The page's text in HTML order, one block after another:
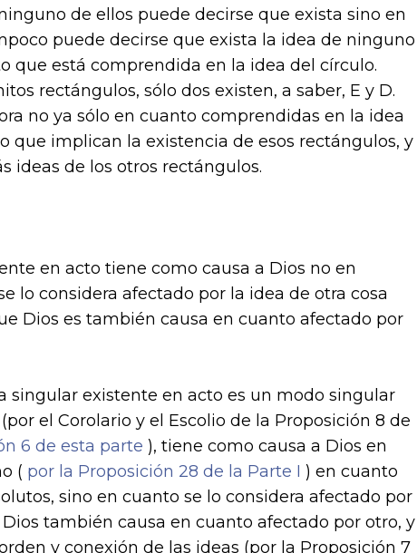
de ellos puede decirse que exista sino en
puede decirse que exista la idea de ninguno
que está comprendida en la idea del círculo.
rectángulos, sólo dos existen, a saber, E y D.
no ya sólo en cuanto comprendidas en la idea
que implican la existencia de esos rectángulos, y
ideas de los otros rectángulos.
en acto tiene como causa a Dios no en
lo considera afectado por la idea de otra cosa
Dios es también causa en cuanto afectado por
singular existente en acto es un modo singular
el Corolario y el Escolio de la Proposición 8 de
6 de esta parte ), tiene como causa a Dios en
( por la Proposición 28 de la Parte I ) en cuanto
sino en cuanto se lo considera afectado por
también causa en cuanto afectado por otro, y
y conexión de las ideas (por la Proposición 7